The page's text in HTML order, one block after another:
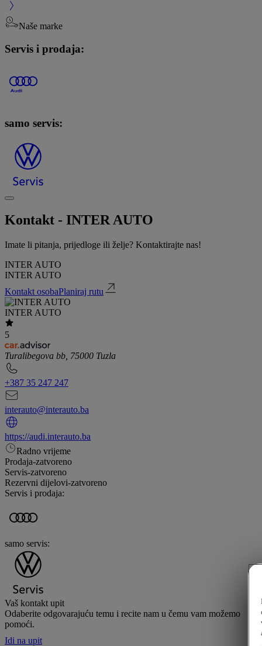
Naše marke
Servis i prodaja:
samo servis:
Kontakt - INTER AUTO
Imate li pitanja, prijedloge ili želje? Kontaktirajte nas!
INTER AUTO
INTER AUTO
Kontakt osobaPlaniraj rutu
INTER AUTO
5
Turalibegova bb, 75000 Tuzla
+387 35 247 247
interauto@interauto.ba
https://audi.interauto.ba
Radno vrijeme
Prodaja-zatvoreno
Servis-zatvoreno
Rezervni dijelovi-zatvoreno
Servis i prodaja:
samo servis:
Vaš kontakt upit
Odaberite odgovarajuću temu i recite nam u čemu vam možemo
pomoći.
Idi na upit